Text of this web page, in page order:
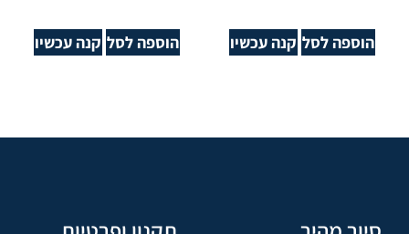
הוספה לסל קנה עכשיו הוספה לסל קנה עכשיו